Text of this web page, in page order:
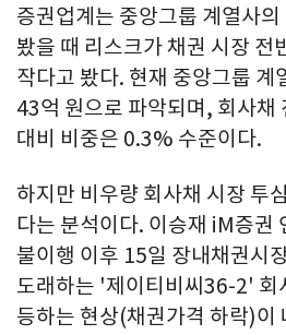
증권업계는 중앙그룹 계열사
봤을 때 리스크가 채권 시장 전
작다고 봤다. 현재 중앙그룹 계
43억 원으로 파악되며, 회사채
대비 비중은 0.3% 수준이다.
하지만 비우량 회사채 시장 투
다는 분석이다. 이승재 iM증권
불이행 이후 15일 장내채권시
도래하는 '제이티비씨36-2' 회
등하는 현상(채권가격 하락)